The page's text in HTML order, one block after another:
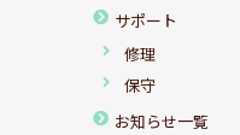
サポート
修理
保守
お知らせ一覧